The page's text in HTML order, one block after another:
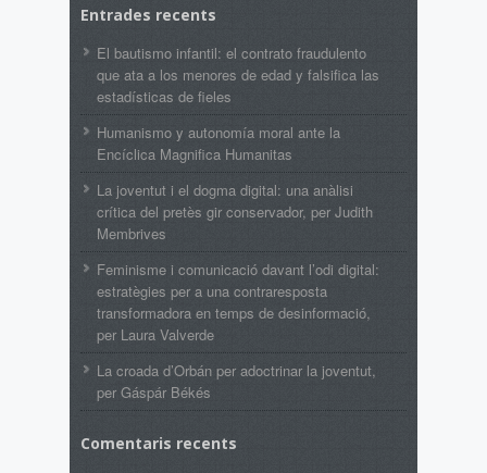
Entrades recents
El bautismo infantil: el contrato fraudulento
que ata a los menores de edad y falsifica las
estadísticas de fieles
Humanismo y autonomía moral ante la
Encíclica Magnifica Humanitas
La joventut i el dogma digital: una anàlisi
crítica del pretès gir conservador, per Judith
Membrives
Feminisme i comunicació davant l’odi digital:
estratègies per a una contraresposta
transformadora en temps de desinformació,
per Laura Valverde
La croada d’Orbán per adoctrinar la joventut,
per Gáspár Békés
Comentaris recents